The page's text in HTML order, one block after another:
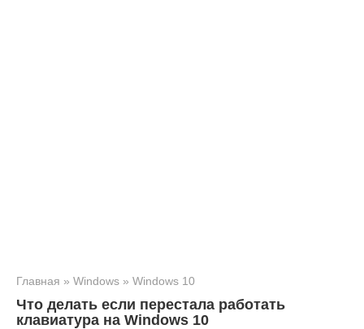
Главная » Windows » Windows 10
Что делать если перестала работать
клавиатура на Windows 10